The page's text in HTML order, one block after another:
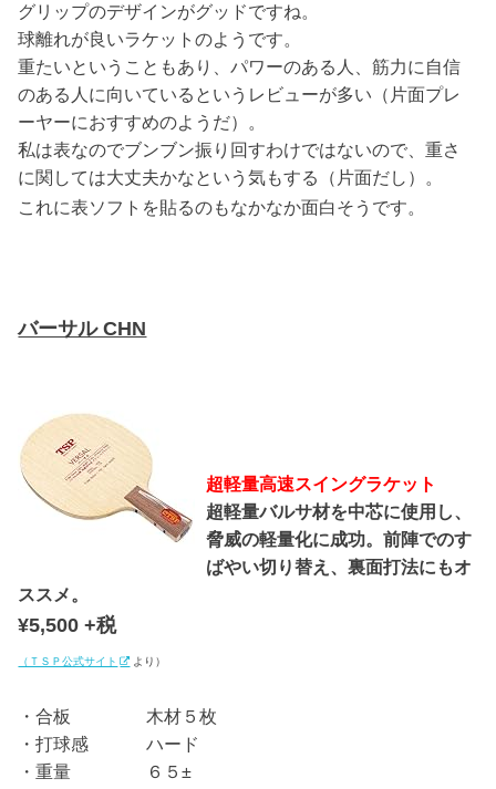
グリップのデザインがグッドですね。
球離れが良いラケットのようです。
重たいということもあり、パワーのある人、筋力に自信
のある人に向いているというレビューが多い（片面プレ
ーヤーにおすすめのようだ）。
私は表なのでブンブン振り回すわけではないので、重さ
に関しては大丈夫かなという気もする（片面だし）。
これに表ソフトを貼るのもなかなか面白そうです。
バーサル CHN
超軽量高速スイングラケット
超軽量バルサ材を中芯に使用し、
脅威の軽量化に成功。前陣でのす
ばやい切り替え、裏面打法にもオ
ススメ。
¥5,500 +税
（ＴＳＰ公式サイト より）
・合板 木材５枚
・打球感 ハード
・重量 ６５±